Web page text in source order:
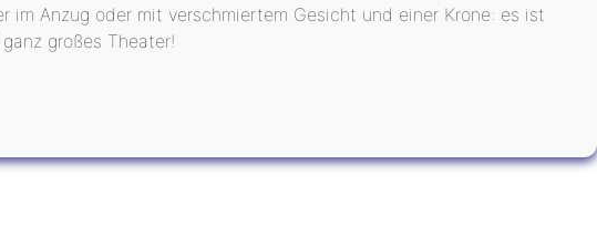
im Anzug oder mit verschmiertem Gesicht und einer Krone: es ist
großes Theater!